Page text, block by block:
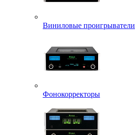
Виниловые проигрыватели
Фонокорректоры